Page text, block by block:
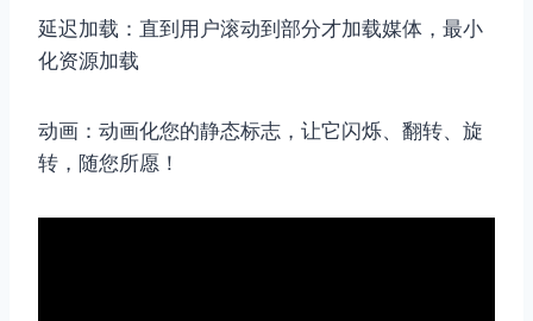
延迟加载：直到用户滚动到部分才加载媒体，最小
化资源加载
动画：动画化您的静态标志，让它闪烁、翻转、旋
转，随您所愿！